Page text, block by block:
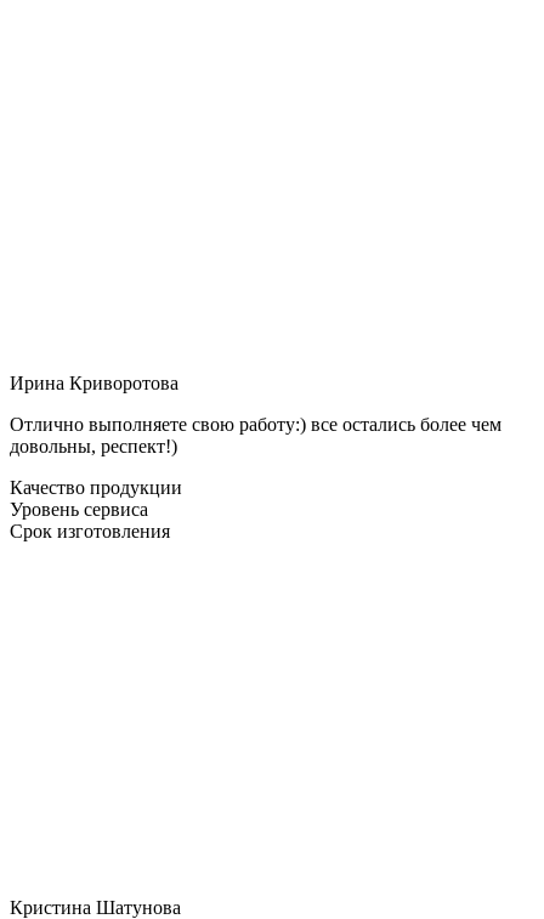
Ирина Криворотова
Отлично выполняете свою работу:) все остались более чем
довольны, респект!)
Качество продукции
Уровень сервиса
Срок изготовления
Кристина Шатунова